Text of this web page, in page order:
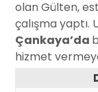
olan Gülten,
çalışma
Çankaya’da
hizmet